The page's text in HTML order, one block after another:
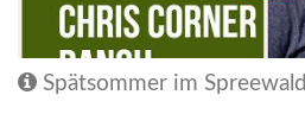
Spätsommer im Spreewald